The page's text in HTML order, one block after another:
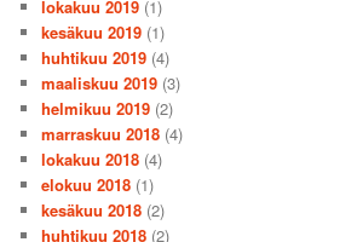
lokakuu 2019 (1)
kesäkuu 2019 (1)
huhtikuu 2019 (4)
maaliskuu 2019 (3)
helmikuu 2019 (2)
marraskuu 2018 (4)
lokakuu 2018 (4)
elokuu 2018 (1)
kesäkuu 2018 (2)
huhtikuu 2018 (2)